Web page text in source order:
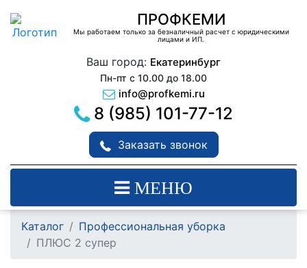
ПРОФКЕМИ
Мы работаем только за безналичный расчет с юридическими
лицами и ИП.
Ваш город: Екатеринбург
Пн-пт с 10.00 до 18.00
info@profkemi.ru
8 (985) 101-77-12
Заказать звонок
МЕНЮ
Каталог
Профессиональная уборка
ПЛЮС 2 супер